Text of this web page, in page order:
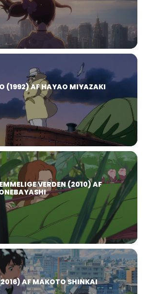
(1992) AF HAYAO MIYAZAKI
VERDEN (2010) AF
AF MAKOTO SHINKAI